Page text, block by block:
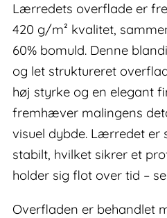
Lærredets overflade er
420 g/m² kvalitet,
60% bomuld. Denne
og let struktureret
høj styrke og en elegant
fremhæver malingens
visuel dybde. Lærredet
stabilt, hvilket sikrer et
holder sig flot over tid –
Overfladen er behandlet